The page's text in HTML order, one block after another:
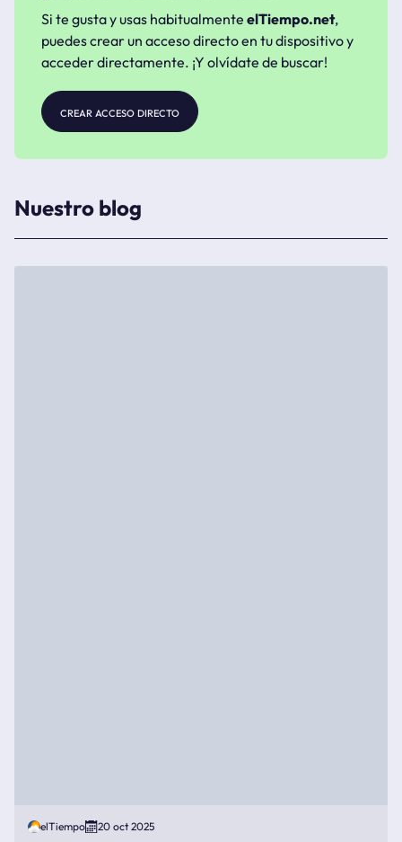
Si te gusta y usas habitualmente elTiempo.net,
puedes crear un acceso directo en tu dispositivo y
acceder directamente. ¡Y olvídate de buscar!
crear acceso directo
Nuestro blog
elTiempo 20 oct 2025